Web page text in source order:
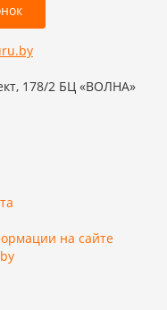
178/2 БЦ «ВОЛНА»
на сайте